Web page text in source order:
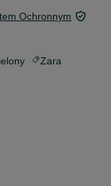
Ochronnym
Zara